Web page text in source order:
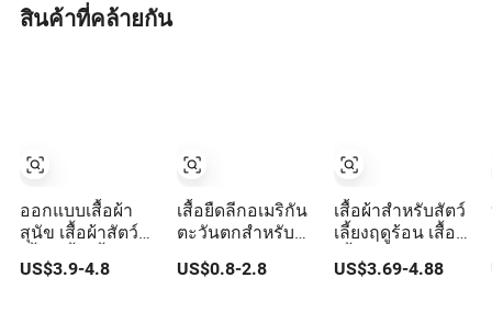
สินค้าที่คล้ายกัน
ออกแบบเสื้อผ้า
สุนัข เสื้อผ้าสัตว์
เลี้ยง เสื้อเชิ้ตสุนัข
ลายกะลาสีสี
US$3.9-4.8
เสื้อยืดลีกอเมริกัน
ตะวันตกสำหรับ
สุนัข
US$0.8-2.8
เสื้อผ้าสำหรับสัตว์
เลี้ยงฤดูร้อน เสื้อ
เชิ้ตยีนส์พิมพ์ลาย
ปุ่มติด เสื้อเชิ้ต
US$3.69-4.88